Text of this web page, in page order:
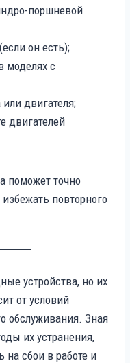
поршневой
он есть);
моделях с
двигателя;
двигателей
поможет точно
повторного
устройства, но их
от условий
обслуживания. Зная
их устранения,
на сбои в работе и